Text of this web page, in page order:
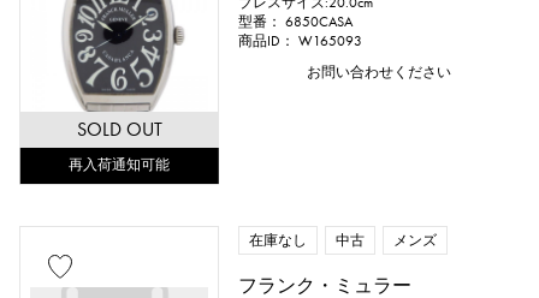
SOLD OUT
再入荷通知可能
型番： 6850CASA
商品ID： W165093
お問い合わせください
在庫なし 中古 メンズ
フランク・ミュラー